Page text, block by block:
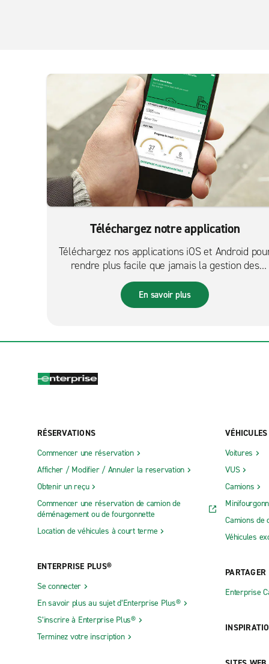
Téléchargez notre application
Téléchargez nos applications iOS et Android
rendre plus facile que jamais la gestion des
réservations sur le pouce.
En savoir plus
RÉSERVATIONS
Commencer une réservation
Afficher / Modifier / Annuler la reservation
Obtenir un reçu
Commencer une réservation de camion de
déménagement ou de fourgonnette
Location de véhicules à court terme
ENTERPRISE PLUS®
Se connecter
En savoir plus au sujet d’Enterprise Plus®
S’inscrire à Enterprise Plus®
Terminez votre inscription
VÉHICULES
Voitures
VUS
Camions
Camions de
Véhicules
PARTAGER
Enterprise